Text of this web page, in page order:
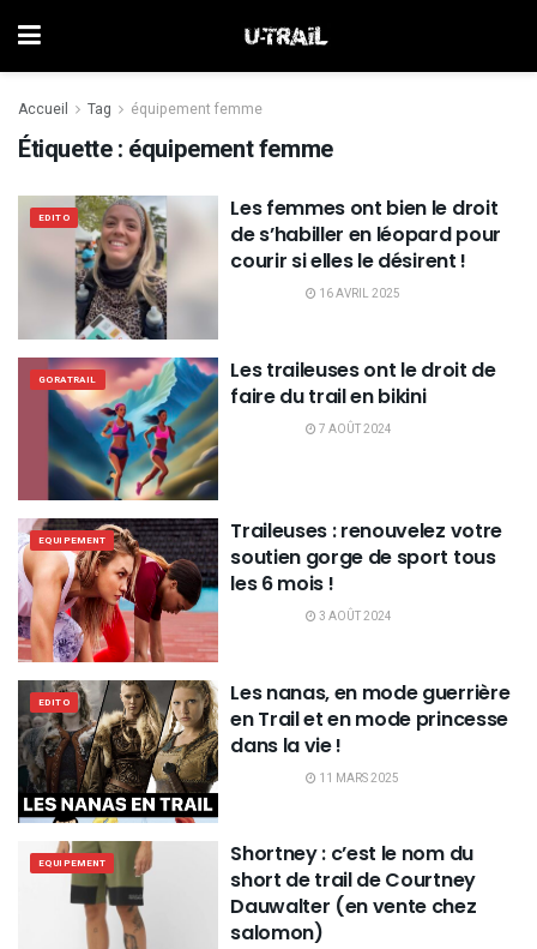
Accueil Tag équipement femme
Étiquette : équipement femme
EDITO
Les femmes ont bien le droit
de s’habiller en léopard pour
courir si elles le désirent !
16 AVRIL 2025
GORATRAIL
Les traileuses ont le droit de
faire du trail en bikini
7 AOÛT 2024
EQUIPEMENT
Traileuses : renouvelez votre
soutien gorge de sport tous
les 6 mois !
3 AOÛT 2024
EDITO
Les nanas, en mode guerrière
en Trail et en mode princesse
dans la vie !
11 MARS 2025
EQUIPEMENT
Shortney : c’est le nom du
short de trail de Courtney
Dauwalter (en vente chez
salomon)